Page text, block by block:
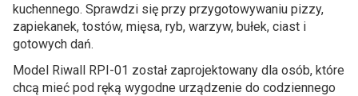
kuchennego. Sprawdzi się przy przygotowywaniu pizzy,
zapiekanek, tostów, mięsa, ryb, warzyw, bułek, ciast i
gotowych dań.
Model Riwall RPI-01 został zaprojektowany dla osób, które
chcą mieć pod ręką wygodne urządzenie do codziennego